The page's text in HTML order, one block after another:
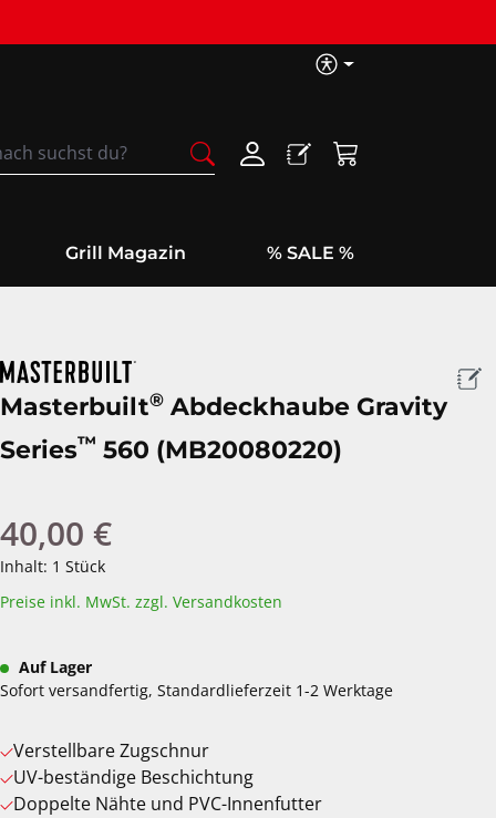
Warenkorb
Grill Magazin % SALE %
Masterbuilt® Abdeckhaube Gravity
Series™ 560 (MB20080220)
Regulärer Preis:
40,00 €
Inhalt: 1 Stück
Preise inkl. MwSt. zzgl. Versandkosten
Auf Lager
Sofort versandfertig, Standardlieferzeit 1-2 Werktage
Verstellbare Zugschnur
UV-beständige Beschichtung
Doppelte Nähte und PVC-Innenfutter